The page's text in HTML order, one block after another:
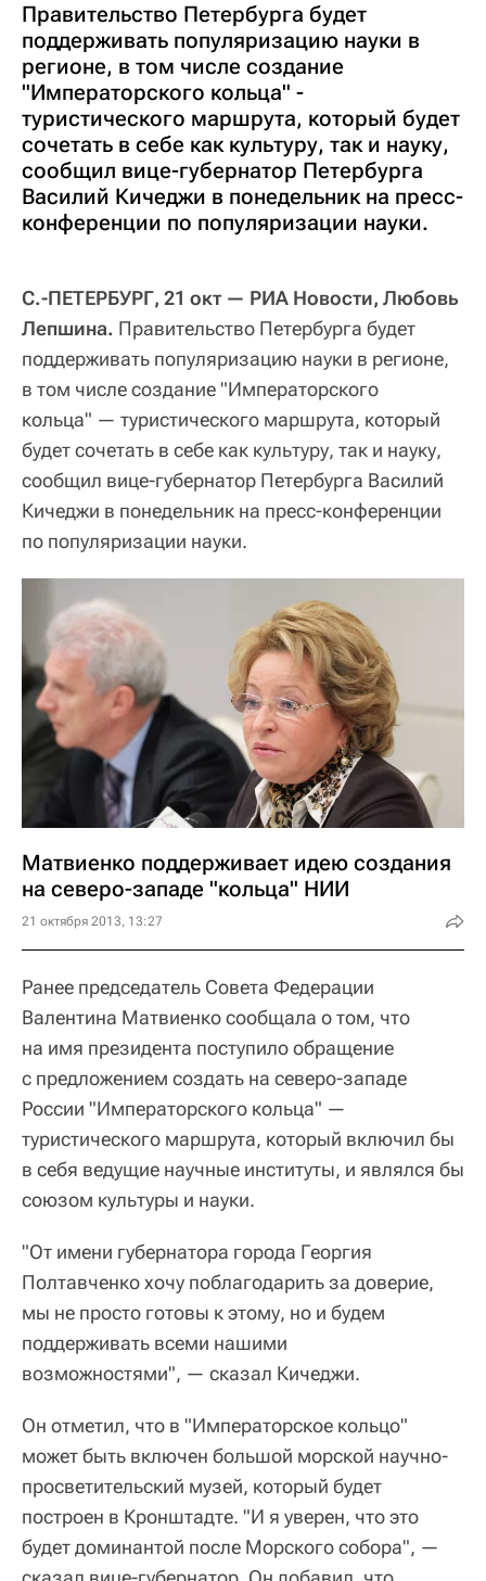
Правительство Петербурга будет
поддерживать популяризацию науки в
регионе, в том числе создание
"Императорского кольца" -
туристического маршрута, который будет
сочетать в себе как культуру, так и науку,
сообщил вице-губернатор Петербурга
Василий Кичеджи в понедельник на пресс-
конференции по популяризации науки.
С.-ПЕТЕРБУРГ, 21 окт — РИА Новости, Любовь
Лепшина. Правительство Петербурга будет
поддерживать популяризацию науки в регионе,
в том числе создание "Императорского
кольца" — туристического маршрута, который
будет сочетать в себе как культуру, так и науку,
сообщил вице-губернатор Петербурга Василий
Кичеджи в понедельник на пресс-конференции
по популяризации науки.
Матвиенко поддерживает идею создания
на северо-западе "кольца" НИИ
21 октября 2013, 13:27
Ранее председатель Совета Федерации
Валентина Матвиенко сообщала о том, что
на имя президента поступило обращение
с предложением создать на северо-западе
России "Императорского кольца" —
туристического маршрута, который включил бы
в себя ведущие научные институты, и являлся бы
союзом культуры и науки.
"От имени губернатора города Георгия
Полтавченко хочу поблагодарить за доверие,
мы не просто готовы к этому, но и будем
поддерживать всеми нашими
возможностями", — сказал Кичеджи.
Он отметил, что в "Императорское кольцо"
может быть включен большой морской научно-
просветительский музей, который будет
построен в Кронштадте. "И я уверен, что это
будет доминантой после Морского собора", —